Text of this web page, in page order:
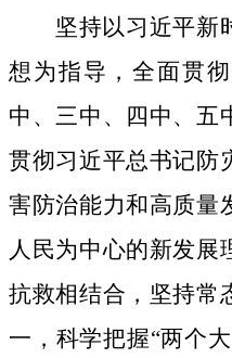
坚持以习近平新
想为指导，全面贯
中、三中、四中、五
贯彻习近平总书记防
害防治能力和高质量
人民为中心的新发展
抗救相结合，坚持常
一， 科学把握“两个